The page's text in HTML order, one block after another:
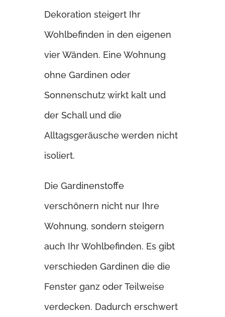
Dekoration steigert Ihr
Wohlbefinden in den eigenen
vier Wänden. Eine Wohnung
ohne Gardinen oder
Sonnenschutz wirkt kalt und
der Schall und die
Alltagsgeräusche werden nicht
isoliert.
Die Gardinenstoffe
verschönern nicht nur Ihre
Wohnung, sondern steigern
auch Ihr Wohlbefinden. Es gibt
verschieden Gardinen die die
Fenster ganz oder Teilweise
verdecken. Dadurch erschwert